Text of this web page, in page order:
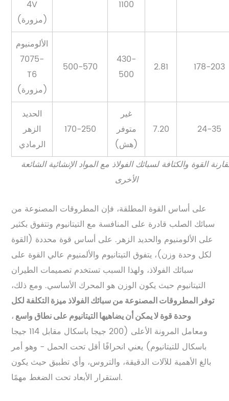
القوة والكثافة لسبائك الفولاذ مع المواد الإنشائية الشائعة
الأخرى
4V
(مزورة)
1100
الألومنيوم
7075-
T6
(مزورة)
500-570
430-
500
2.81 178-203
الحديد
الزهر
الرمادي
170-250
غير
متوفر
(هش)
7.20 24-35
على أساس القوة المطلقة، فإن المطروقات المصنوعة من
سبائك الصلب قادرة على المنافسة مع التيتانيوم وتتفوق بكثير
على الألومنيوم والحديد الزهر. على أساس قوة محددة (القوة
لكل وحدة وزن)، يتفوق التيتانيوم والألمنيوم عالي القوة على
سبائك الفولاذ، ولهذا السبب تستخدم تصميمات الطيران
التيتانيوم حيث يكون الوزن هو المحرك الأساسي. ومع ذلك،
توفر المطروقات المصنوعة من سبائك الفولاذ ميزة التكلفة لكل
وحدة قوة لا يمكن أن يضاهيها التيتانيوم على نطاق واسع ،
ومعامل المرونة الأعلى (200 جيجا باسكال مقابل 114 جيجا
باسكال للتيتانيوم) يعني انحرافًا أقل تحت الحمل - وهو أمر
بالغ الأهمية للآلات الدقيقة، والتروس، وأي تطبيق حيث يكون
استقرار الأبعاد تحت الضغط مهمًا.